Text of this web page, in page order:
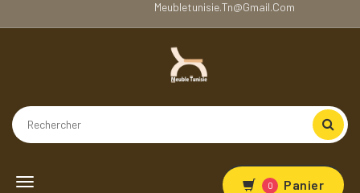
Meubletunisie.tn@gmail.com
Toggle
0 Panier